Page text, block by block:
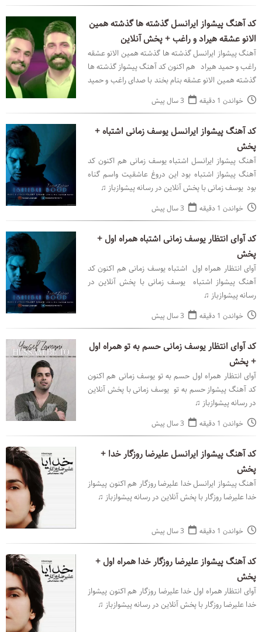
کد آهنگ پیشواز ایرانسل گذشته ها گذشته همین
الانو عشقه هیراد و راغب + پخش آنلاین
آهنگ پیشواز ایرانسل گذشته ها گذشته همین الانو عشقه
راغب و حمید هیراد هم اکنون کد آهنگ پیشواز گذشته ها
گذشته همین الانو عشقه بنام بخند با صدای راغب و حمید
هیراد با پخش آنلاین در رسانه پیشوازباز ♫
خواندن 1 دقیقه 3 سال پیش
کد آهنگ پیشواز ایرانسل یوسف زمانی اشتباه +
پخش
آهنگ پیشواز ایرانسل اشتباه یوسف زمانی هم اکنون کد
آهنگ پیشواز اشتباه بود این دروغ عاشقیت واسم گناه
بود یوسف زمانی با پخش آنلاین در رسانه پیشوازباز ♫
خواندن 1 دقیقه 3 سال پیش
کد آوای انتظار یوسف زمانی اشتباه همراه اول +
پخش
آوای انتظار همراه اول اشتباه یوسف زمانی هم اکنون کد
آهنگ پیشواز اشتباه یوسف زمانی با پخش آنلاین در
رسانه پیشوازباز ♫
خواندن 1 دقیقه 3 سال پیش
کد آوای انتظار یوسف زمانی حسم به تو همراه اول
+ پخش
آوای انتظار همراه اول حسم به تو یوسف زمانی هم اکنون
کد آهنگ پیشواز حسم به تو یوسف زمانی با پخش آنلاین
در رسانه پیشوازباز ♫
خواندن 1 دقیقه 3 سال پیش
کد آهنگ پیشواز ایرانسل علیرضا روزگار خدا +
پخش
آهنگ پیشواز ایرانسل خدا علیرضا روزگار هم اکنون پیشواز
خدا علیرضا روزگار با پخش آنلاین در رسانه پیشوازباز ♫
خواندن 1 دقیقه 3 سال پیش
کد آهنگ پیشواز علیرضا روزگار خدا همراه اول +
پخش
آوای انتظار همراه اول خدا علیرضا روزگار هم اکنون پیشواز
خدا علیرضا روزگار با پخش آنلاین در رسانه پیشوازباز ♫